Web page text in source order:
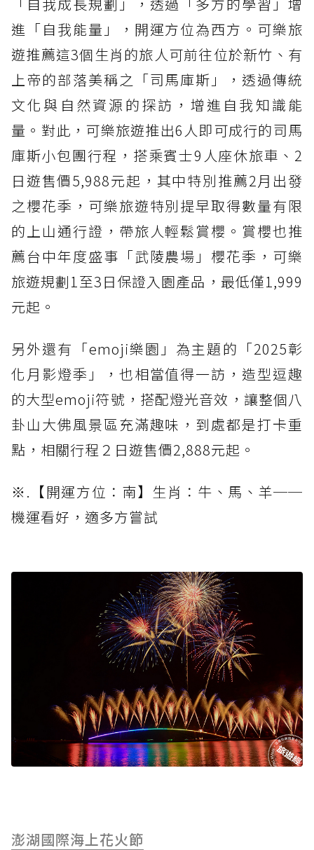
進「自我能量」，開運方位為西方。可樂旅
遊推薦這3個生肖的旅人可前往位於新竹、有
上帝的部落美稱之「司馬庫斯」，透過傳統
文化與自然資源的探訪，增進自我知識能
量。對此，可樂旅遊推出6人即可成行的司馬
庫斯小包團行程，搭乘賓士9人座休旅車、2
日遊售價5,988元起，其中特別推薦2月出發
之櫻花季，可樂旅遊特別提早取得數量有限
的上山通行證，帶旅人輕鬆賞櫻。賞櫻也推
薦台中年度盛事「武陵農場」櫻花季，可樂
旅遊規劃1至3日保證入園產品，最低僅1,999
元起。
另外還有「emoji樂園」為主題的「2025彰
化月影燈季」，也相當值得一訪，造型逗趣
的大型emoji符號，搭配燈光音效，讓整個八
卦山大佛風景區充滿趣味，到處都是打卡重
點，相關行程２日遊售價2,888元起。
※.【開運方位：南】生肖：牛、馬、羊──
機運看好，適多方嘗試
澎湖國際海上花火節